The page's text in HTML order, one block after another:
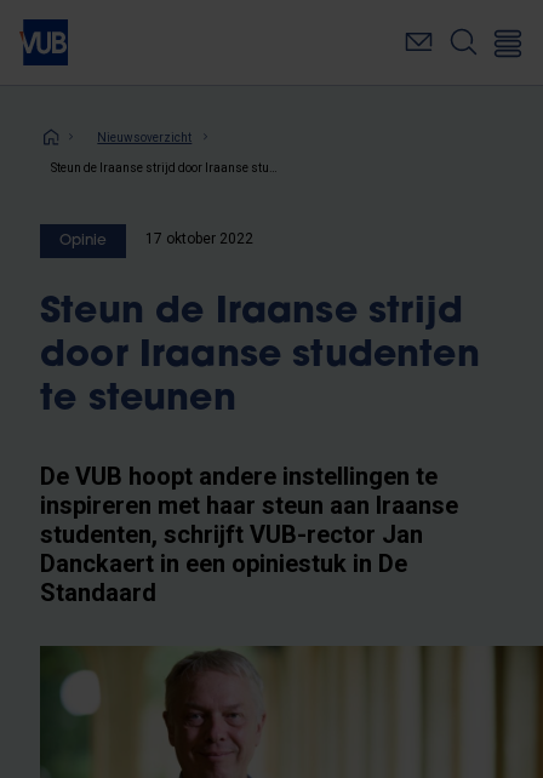
Overslaan
naar
inhoudKruimelpad
Nieuwsoverzicht
Opinie 17 oktober 2022
Steun de Iraanse strijd
door Iraanse studenten
te steunen
De VUB hoopt andere instellingen te
inspireren met haar steun aan Iraanse
studenten, schrijft VUB-rector Jan
Danckaert in een opiniestuk in De
Standaard